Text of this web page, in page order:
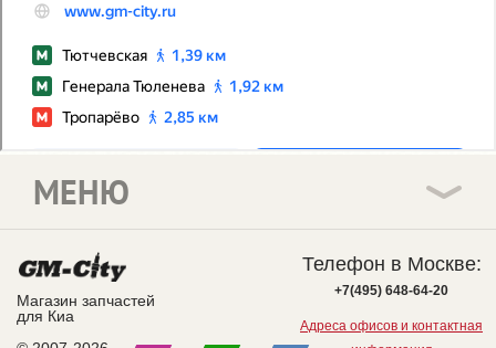
Магазин запчастей
для Киа
МЕНЮ
Телефон в Москве:
+7(495) 648-64-20
Адреса офисов и контактная